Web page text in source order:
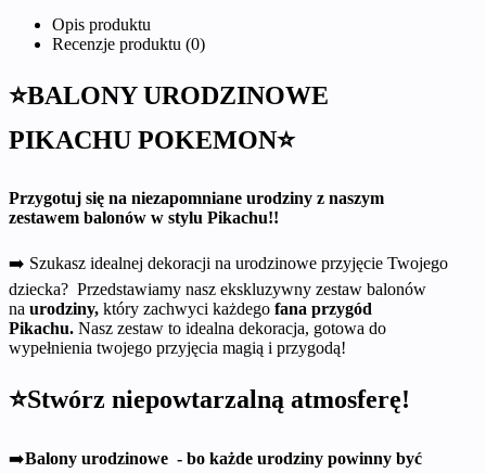
Opis produktu
Recenzje produktu (0)
⭐BALONY URODZINOWE
PIKACHU POKEMON⭐
Przygotuj się na niezapomniane urodziny z naszym
zestawem balonów w stylu Pikachu!!
➡️ Szukasz idealnej dekoracji na urodzinowe przyjęcie Twojego
dziecka? Przedstawiamy nasz ekskluzywny zestaw balonów
na urodziny, który zachwyci każdego fana przygód
Pikachu. Nasz zestaw to idealna dekoracja, gotowa do
wypełnienia twojego przyjęcia magią i przygodą!
⭐Stwórz niepowtarzalną atmosferę!
➡️Balony urodzinowe - bo każde urodziny powinny być